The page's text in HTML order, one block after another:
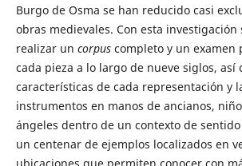
Burgo de Osma se han reducido casi
obras medievales. Con esta
realizar un corpuscompleto y un examen
cada pieza a lo largo de nueve siglos, así
características de cada representación y
instrumentos en manos de ancianos,
ángeles dentro de un contexto de
un centenar de ejemplos localizados en